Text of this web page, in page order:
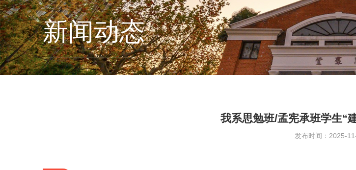
新闻动态
我系思勉班/孟宪承班学生“
发布时间：2025-